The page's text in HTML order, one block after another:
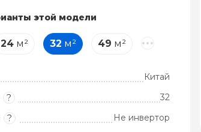
этой модели
24м² 32 м² 49 м²
Китай
?
32
?
Не инвертор